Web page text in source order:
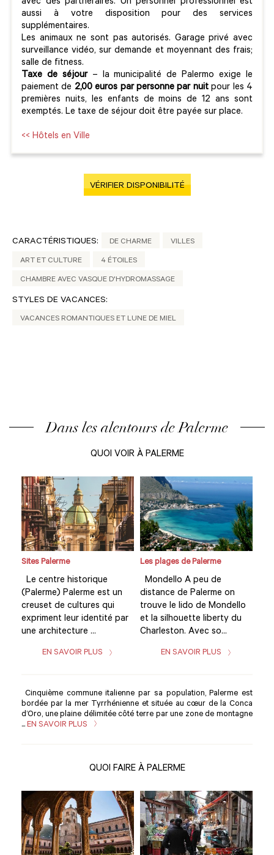
avec des partneraires. Un personnel professionnel est
aussi à votre disposition pour des services
supplémentaires.
Les animaux ne sont pas autorisés. Garage privé avec
surveillance vidéo, sur demande et moyennant des frais;
salle de fitness.
Taxe de séjour– la municipalité de Palermo exige le
paiement de 2,00 euros par personne par nuitpour les 4
premières nuits, les enfants de moins de 12 ans sont
exemptés. Le taxe de séjour doit être payée sur place.
<< Hôtels en Ville
VÉRIFIER DISPONIBILITÉ
CARACTÉRISTIQUES: DE CHARME VILLES
ART ET CULTURE 4 ÉTOILES
CHAMBRE AVEC VASQUE D'HYDROMASSAGE
STYLES DE VACANCES:
VACANCES ROMANTIQUES ET LUNE DE MIEL
Dans les alentours de Palerme
QUOI VOIR À PALERME
Sites Palerme
Le centre historique
(Palerme) Palerme est un
creuset de cultures qui
expriment leur identité par
une architecture ...
EN SAVOIR PLUS
Les plages de Palerme
Mondello A peu de
distance de Palerme on
trouve le lido de Mondello
et la silhouette liberty du
Charleston. Avec so...
EN SAVOIR PLUS
Cinquième commune italienne par sa population, Palerme est
bordée par la mer Tyrrhénienne et située au cœur de la Conca
d’Oro, une plaine délimitée côté terre par une zone de montagne
... EN SAVOIR PLUS
QUOI FAIRE À PALERME